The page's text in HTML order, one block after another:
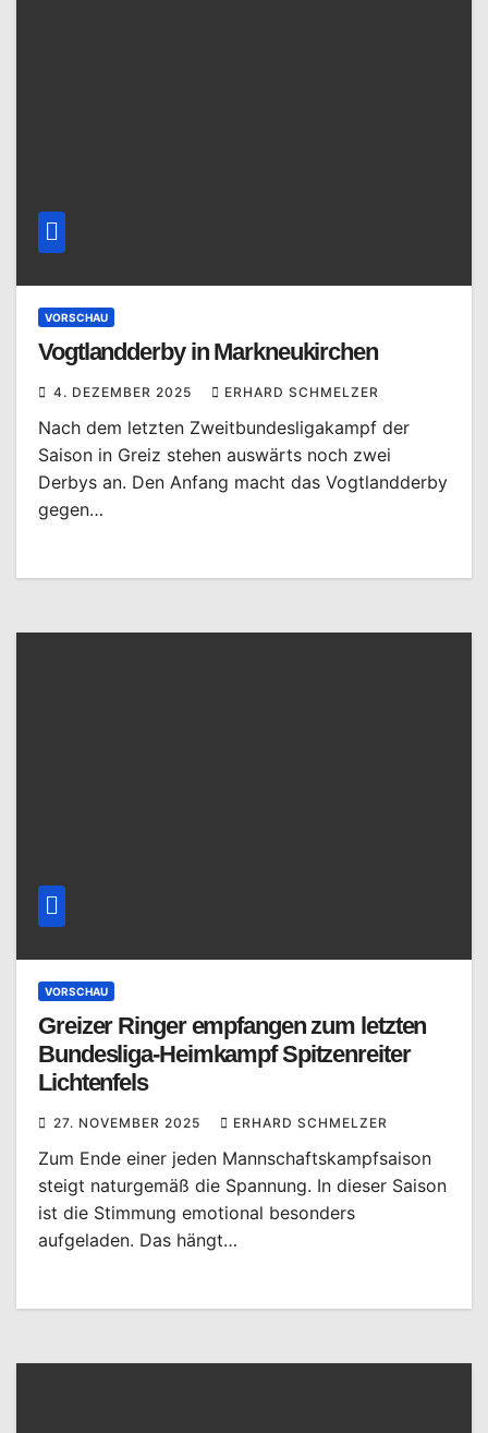
VORSCHAU
Vogtlandderby in Markneukirchen
4. DEZEMBER 2025 ERHARD SCHMELZER
Nach dem letzten Zweitbundesligakampf der
Saison in Greiz stehen auswärts noch zwei
Derbys an. Den Anfang macht das Vogtlandderby
gegen…
VORSCHAU
Greizer Ringer empfangen zum letzten
Bundesliga-Heimkampf Spitzenreiter
Lichtenfels
27. NOVEMBER 2025 ERHARD SCHMELZER
Zum Ende einer jeden Mannschaftskampfsaison
steigt naturgemäß die Spannung. In dieser Saison
ist die Stimmung emotional besonders
aufgeladen. Das hängt…